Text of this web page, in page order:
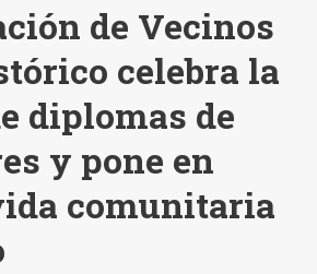
de Vecinos
celebra la
diplomas de
y pone en
comunitaria